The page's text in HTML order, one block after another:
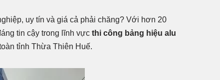
uy tín và giá cả phải chăng? Với hơn 20
tin cậy trong lĩnh vực thi công bảng hiệu alu
tỉnh Thừa Thiên Huế.